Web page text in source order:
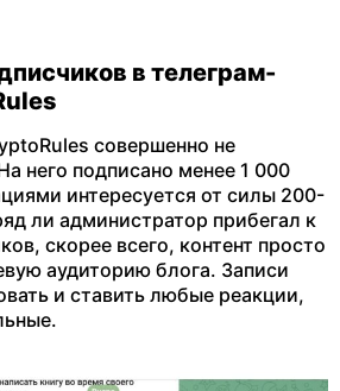
в телеграм-
совершенно не
него подписано менее 1 000
интересуется от силы 200-
ли администратор прибегал к
скорее всего, контент просто
аудиторию блога. Записи
и ставить любые реакции,